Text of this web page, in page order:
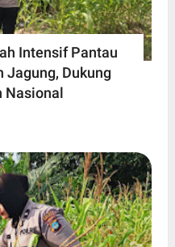
Intensif Pantau
Jagung, Dukung
Nasional